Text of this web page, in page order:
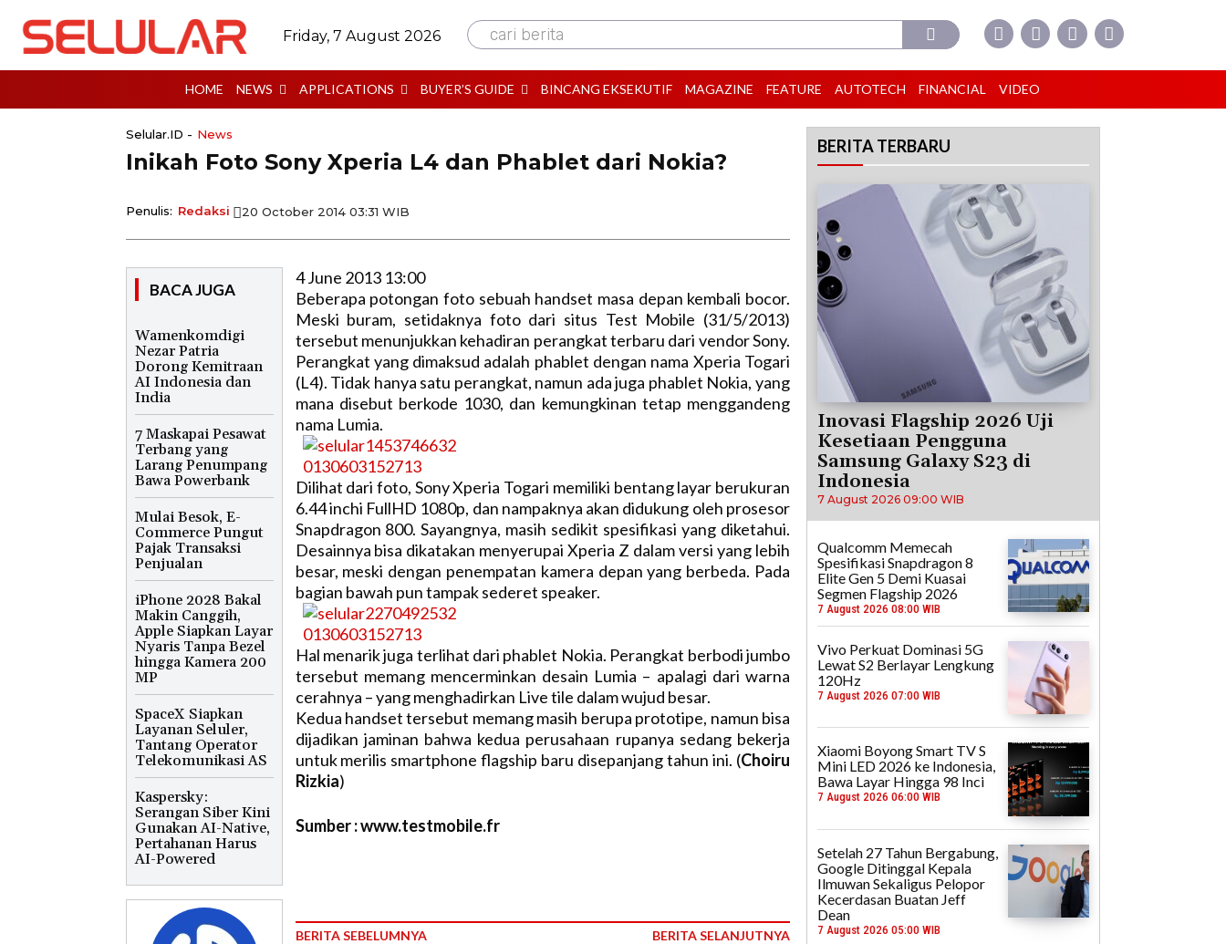
Friday, 7 August 2026 cari berita
HOME NEWS APPLICATIONS BUYER’S GUIDE BINCANG EKSEKUTIF MAGAZINE FEATURE AUTOTECH FINANCIAL VIDEO
Selular.ID - News
Inikah Foto Sony Xperia L4 dan Phablet dari Nokia?
Penulis: Redaksi 20 October 2014 03:31 WIB
BACA JUGA
Wamenkomdigi
Nezar Patria
Dorong Kemitraan
AI Indonesia dan
India
7 Maskapai Pesawat
Terbang yang
Larang Penumpang
Bawa Powerbank
Mulai Besok, E-
Commerce Pungut
Pajak Transaksi
Penjualan
iPhone 2028 Bakal
Makin Canggih,
Apple Siapkan Layar
Nyaris Tanpa Bezel
hingga Kamera 200
MP
SpaceX Siapkan
Layanan Seluler,
Tantang Operator
Telekomunikasi AS
Kaspersky:
Serangan Siber Kini
Gunakan AI-Native,
Pertahanan Harus
AI-Powered
4 June 2013 13:00
Beberapa potongan foto sebuah handset masa depan kembali bocor.
Meski buram, setidaknya foto dari situs Test Mobile (31/5/2013)
tersebut menunjukkan kehadiran perangkat terbaru dari vendor Sony.
Perangkat yang dimaksud adalah phablet dengan nama Xperia Togari
(L4). Tidak hanya satu perangkat, namun ada juga phablet Nokia, yang
mana disebut berkode 1030, dan kemungkinan tetap menggandeng
nama Lumia.
Dilihat dari foto, Sony Xperia Togari memiliki bentang layar berukuran
6.44 inchi FullHD 1080p, dan nampaknya akan didukung oleh prosesor
Snapdragon 800. Sayangnya, masih sedikit spesifikasi yang diketahui.
Desainnya bisa dikatakan menyerupai Xperia Z dalam versi yang lebih
besar, meski dengan penempatan kamera depan yang berbeda. Pada
bagian bawah pun tampak sederet speaker.
Hal menarik juga terlihat dari phablet Nokia. Perangkat berbodi jumbo
tersebut memang mencerminkan desain Lumia – apalagi dari warna
cerahnya – yang menghadirkan Live tile dalam wujud besar.
Kedua handset tersebut memang masih berupa prototipe, namun bisa
dijadikan jaminan bahwa kedua perusahaan rupanya sedang bekerja
untuk merilis smartphone flagship baru disepanjang tahun ini. (Choiru
Rizkia)
Sumber : www.testmobile.fr
BERITA SEBELUMNYA BERITA SELANJUTNYA
BERITA TERBARU
Inovasi Flagship 2026 Uji
Kesetiaan Pengguna
Samsung Galaxy S23 di
Indonesia
7 August 2026 09:00 WIB
Qualcomm Memecah
Spesifikasi Snapdragon 8
Elite Gen 5 Demi Kuasai
Segmen Flagship 2026
7 August 2026 08:00 WIB
Vivo Perkuat Dominasi 5G
Lewat S2 Berlayar Lengkung
120Hz
7 August 2026 07:00 WIB
Xiaomi Boyong Smart TV S
Mini LED 2026 ke Indonesia,
Bawa Layar Hingga 98 Inci
7 August 2026 06:00 WIB
Setelah 27 Tahun Bergabung,
Google Ditinggal Kepala
Ilmuwan Sekaligus Pelopor
Kecerdasan Buatan Jeff
Dean
7 August 2026 05:00 WIB